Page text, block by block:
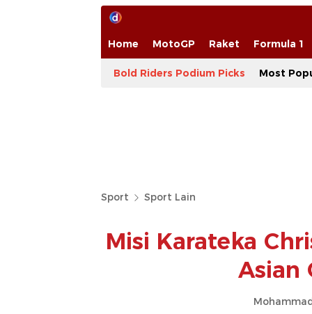
Home MotoGP Raket Formula 1
Bold Riders Podium Picks Most
Sport Sport Lain
Misi Karateka
Asian